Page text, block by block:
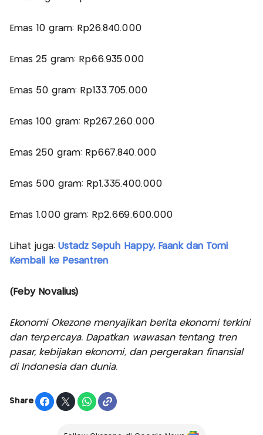
Emas 10 gram: Rp26.840.000
Emas 25 gram: Rp66.935.000
Emas 50 gram: Rp133.705.000
Emas 100 gram: Rp267.260.000
Emas 250 gram: Rp667.840.000
Emas 500 gram: Rp1.335.400.000
Emas 1.000 gram: Rp2.669.600.000
Lihat juga: Ustadz Sepuh Happy, Faank dan Tomi
Kembali ke Pesantren
(Feby Novalius)
Ekonomi Okezone menyajikan berita ekonomi terkini
dan terpercaya. Dapatkan wawasan tentang tren
pasar, kebijakan ekonomi, dan pergerakan finansial
di Indonesia dan dunia.
Share